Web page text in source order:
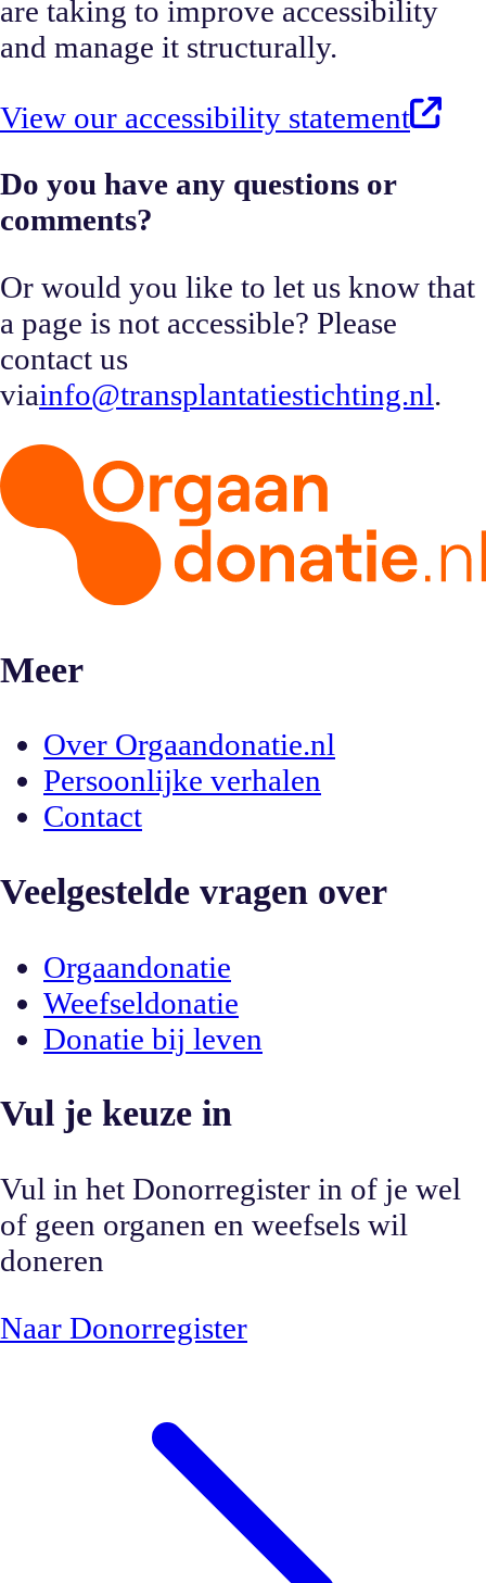
are taking to improve accessibility
and manage it structurally.
View our accessibility statement
Do you have any questions or
comments?
Or would you like to let us know that
a page is not accessible? Please
contact us
viainfo@transplantatiestichting.nl.
Meer
Over Orgaandonatie.nl
Persoonlijke verhalen
Contact
Veelgestelde vragen over
Orgaandonatie
Weefseldonatie
Donatie bij leven
Vul je keuze in
Vul in het Donorregister in of je wel
of geen organen en weefsels wil
doneren
Naar Donorregister